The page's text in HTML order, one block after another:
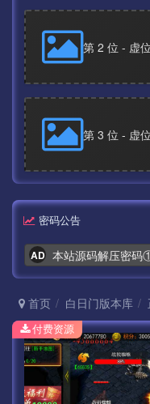
第 2 位 - 虚
第 3 位 - 虚
密码公告
AD 本站源码解压密码
首页 白日门版本库
付费资源